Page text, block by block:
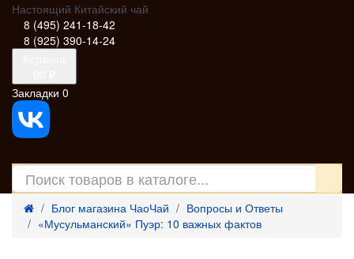
Настоящий Китайский чай
8 (495) 241-18-42
8 (925) 390-14-24
Закладки 0
Блог магазина ЧаоЧай
Вопросы и Ответы
«Мусульманский» Пуэр: 10 важных фактов